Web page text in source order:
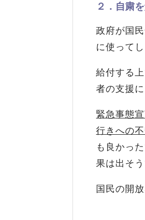
２．自粛
政府が国
に使って
給付する
者の支援
緊急事態
行きへの
も良かっ
果は出そう
国民の開